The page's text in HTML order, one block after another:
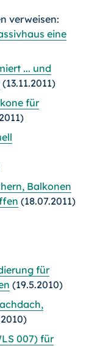
verweisen:
eine
... und
(13.11.2011)
für
Balkonen
(18.07.2011)
für
(19.5.2010)
007) für